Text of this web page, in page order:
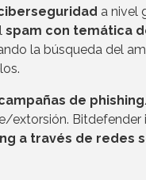
a nivel
spam con temática
la búsqueda del
de
extorsión.
a través de redes